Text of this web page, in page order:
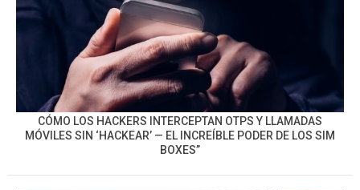
CÓMO LOS HACKERS INTERCEPTAN OTPS Y LLAMADAS
MÓVILES SIN ‘HACKEAR’ — EL INCREÍBLE PODER DE LOS SIM
BOXES”